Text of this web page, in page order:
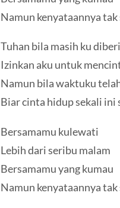
Namun kenyataannya tak
Tuhan bila masih ku
Izinkan aku untuk
Namun bila waktuku
Biar cinta hidup sekali ini
Bersamamu kulewati
Lebih dari seribu malam
Bersamamu yang kumau
Namun kenyataannya tak